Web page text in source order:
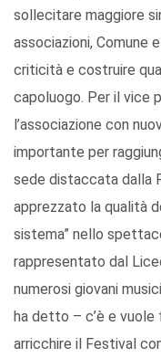
sollecitare maggiore
associazioni, Comune
criticità e costruire
capoluogo. Per il vice
l’associazione con
importante per
sede distaccata dalla
apprezzato la qualità
sistema” nello
rappresentato dal
numerosi giovani
ha detto – c’è e
arricchire il Festival